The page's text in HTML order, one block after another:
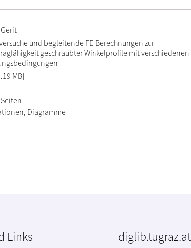
und begleitende FE-Berechnungen zur
geschraubter Winkelprofile mit verschiedenen
MB]
Diagramme
Links diglib.tugraz.at